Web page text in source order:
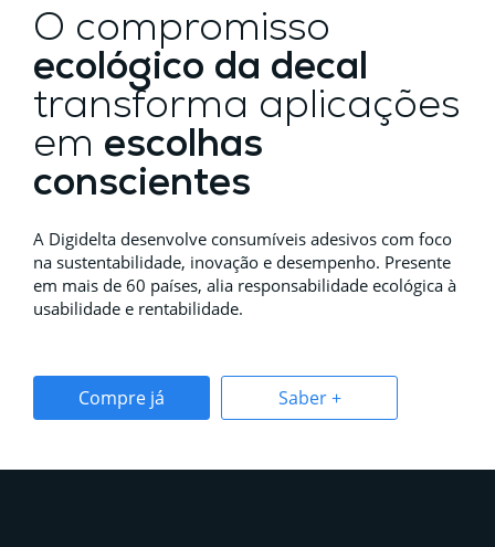
O compromisso
ecológico da decal
transforma aplicações
em escolhas
conscientes
A Digidelta desenvolve consumíveis adesivos com foco
na sustentabilidade, inovação e desempenho. Presente
em mais de 60 países, alia responsabilidade ecológica à
usabilidade e rentabilidade.
Compre já Saber +